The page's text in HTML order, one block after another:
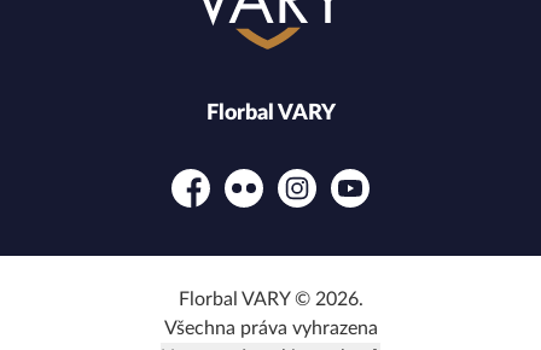
Florbal VARY
FacebookFlickr InstagramYouTube
Florbal VARY © 2026.
Všechna práva vyhrazena